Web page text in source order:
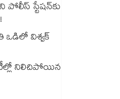
పోలీస్ స్టేషన్⁪కు
ఒడిలో విశ్వక్
నిలిచిపోయిన